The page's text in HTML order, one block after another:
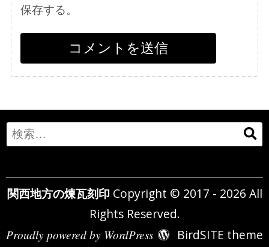
保存する。
Search
for:
関西地方の煉瓦刻印 Copyright © 2017 - 2026 All
Rights Reserved.
Proudly powered by WordPress BirdSITE theme